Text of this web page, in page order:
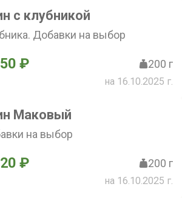
с клубникой
Добавки на выбор
₽ 200 г
на 16.10.2025 г.
Маковый
на выбор
₽ 200 г
на 16.10.2025 г.